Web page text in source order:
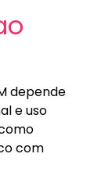
depende
e uso
com